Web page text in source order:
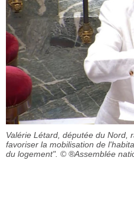
Valérie Létard, députée du Nord,
favoriser la mobilisation de
du logement". © ®Assemblée